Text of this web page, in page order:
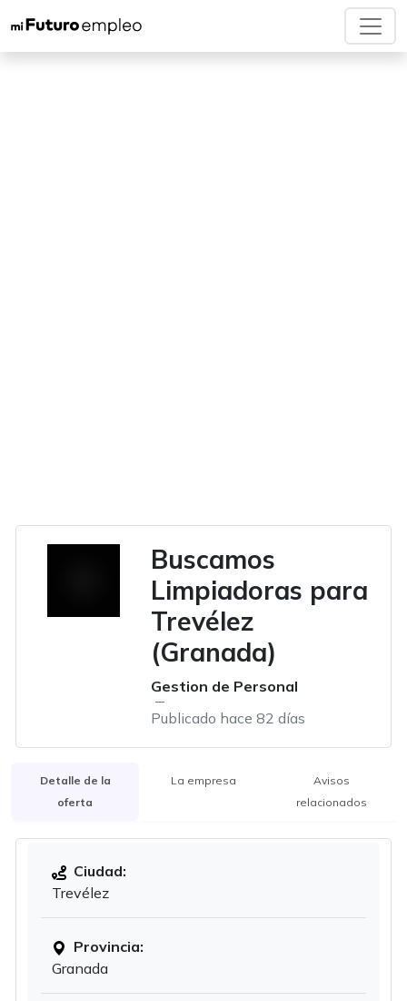
Buscamos
Limpiadoras para
Trevélez
(Granada)
Gestion de Personal
Publicado hace 82 días
Detalle de la
oferta
La empresa
Avisos
relacionados
Ciudad:
Trevélez
Provincia:
Granada